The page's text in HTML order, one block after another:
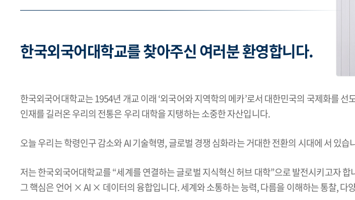
한국외국어대학교를 찾아주신 여러분 환영합니다.
한국외국어대학교는 1954년 개교 이래 ‘외국어와 지역학의 메카’로서 대한민국의 국제화를
인재를 길러온 우리의 전통은 우리 대학을 지탱하는 소중한 자산입니다.
오늘 우리는 학령인구 감소와 AI 기술혁명, 글로벌 경쟁 심화라는 거대한 전환의 시대에 서 있
저는 한국외국어대학교를 “세계를 연결하는 글로벌 지식혁신 허브 대학”으로 발전시키고자 합
그 핵심은 언어 × AI × 데이터의 융합입니다. 세계와 소통하는 능력, 다름을 이해하는 통찰, 다